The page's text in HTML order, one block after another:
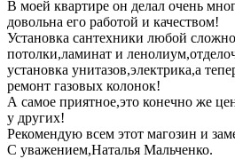
В моей квартире он делал очень
довольна его работой и качеством!
Установка сантехники любой
потолки,ламинат и
установка унитазов,электрика,а
ремонт газовых колонок!
А самое приятное,это конечно же
у других!
Рекомендую всем этот магозин и
С уважением,Наталья Мальченко.